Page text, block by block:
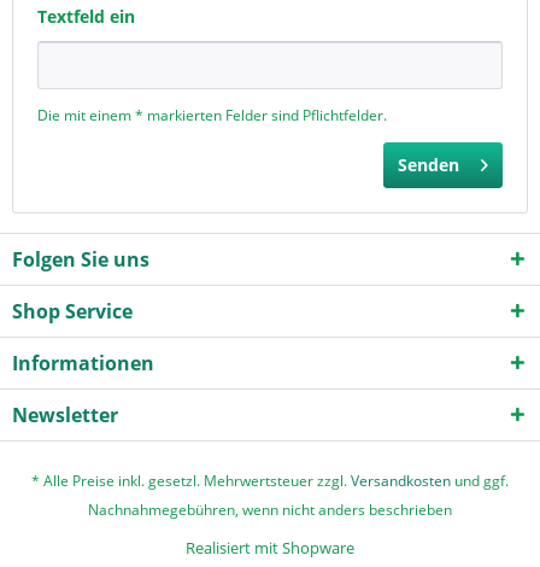
Textfeld ein
Die mit einem * markierten Felder sind Pflichtfelder.
Senden
Folgen Sie uns
Shop Service
Informationen
Newsletter
* Alle Preise inkl. gesetzl. Mehrwertsteuer zzgl.Versandkosten und ggf.
Nachnahmegebühren, wenn nicht anders beschrieben
Realisiert mit Shopware